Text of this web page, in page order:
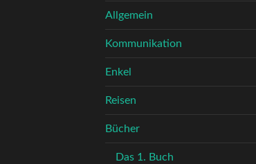
Allgemein
Kommunikation
Enkel
Reisen
Bücher
Das 1. Buch